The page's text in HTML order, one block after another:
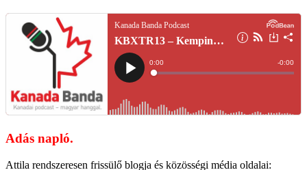
Adás napló.
Attila rendszeresen frissülő blogja és közösségi média oldalai: